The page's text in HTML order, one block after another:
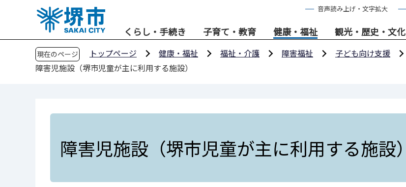
音声読み上げ・文字拡大
くらし・手続き 子育て・教育 健康・福祉 観光・歴史・文化
現在のページ トップページ 健康・福祉 福祉・介護 障害福祉
子ども向け支援
障害児施設（堺市児童が主に利用する施設）
障害児施設（堺市児童が主に利用する施設）